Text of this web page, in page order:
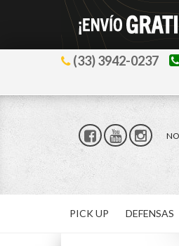
(33) 3942-0237
PICK UP DEFENSAS